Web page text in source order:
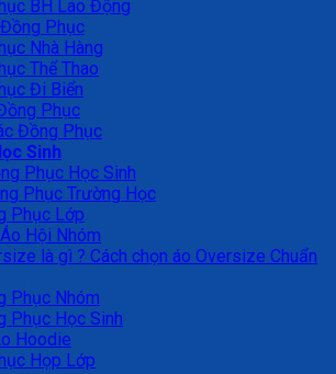
BH Lao Động
Phục
Nhà Hàng
Thể Thao
Đi Biển
Phục
Đồng Phục
Sinh
Phục Học Sinh
Phục Trường Học
Phục Lớp
Hội Nhóm
là gì ? Cách chọn áo Oversize Chuẩn
Phục Nhóm
Phục Học Sinh
Hoodie
Họp Lớp